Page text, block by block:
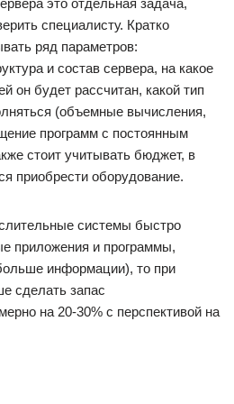
это отдельная задача,
специалисту. Кратко
ряд параметров:
и состав сервера, на какое
он будет рассчитан, какой тип
(объемные вычисления,
программ с постоянным
стоит учитывать бюджет, в
приобрести оборудование.
системы быстро
приложения и программы,
информации), то при
сделать запас
на 20-30% с перспективой на